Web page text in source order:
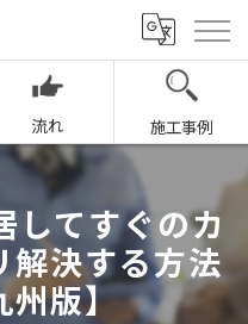
流れ 施工事例
してすぐのカ
解決する方法
州版】